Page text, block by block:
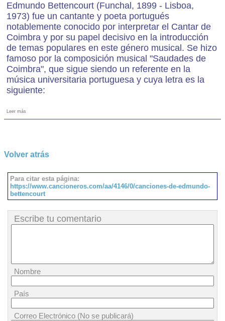
Edmundo Bettencourt (Funchal, 1899 - Lisboa,
1973) fue un cantante y poeta portugués
notablemente conocido por interpretar el Cantar de
Coimbra y por su papel decisivo en la introducción
de temas populares en este género musical. Se hizo
famoso por la composición musical "Saudades de
Coimbra", que sigue siendo un referente en la
música universitaria portuguesa y cuya letra es la
siguiente:
Leer más
Volver atrás
Para citar esta página:
https://www.cancioneros.com/aa/4146/0/canciones-de-edmundo-
bettencourt
Escribe tu comentario
Nombre
País
Correo Electrónico (No se publicará)